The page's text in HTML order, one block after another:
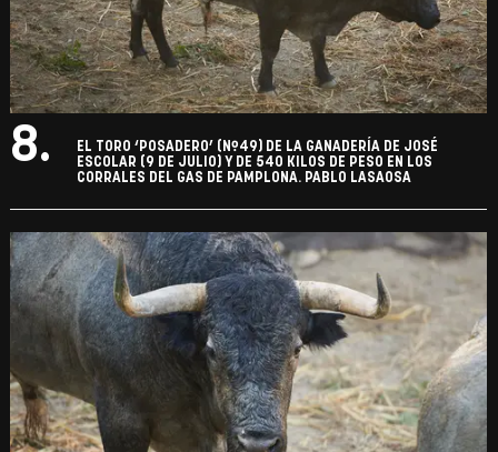
8.
EL TORO ‘POSADERO’ (Nº49) DE LA GANADERÍA DE JOSÉ
ESCOLAR (9 DE JULIO) Y DE 540 KILOS DE PESO EN LOS
CORRALES DEL GAS DE PAMPLONA. PABLO LASAOSA